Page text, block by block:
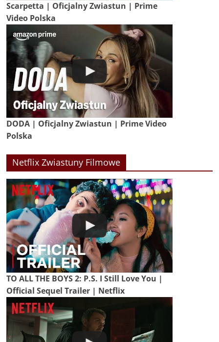
Scarpetta | Oficjalny Zwiastun | Prime
Video Polska
DODA | Oficjalny Zwiastun | Prime Video
Polska
Netflix Zwiastuny Filmowe
TO ALL THE BOYS 2: P.S. I Still Love You |
Official Sequel Trailer | Netflix